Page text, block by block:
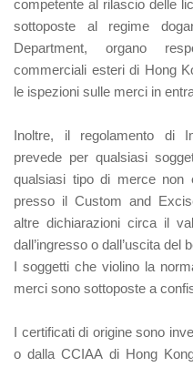
competente al rilascio delle
sottoposte al regime
Department, organo
commerciali esteri di Hong
le ispezioni sulle merci in
Inoltre, il regolamento di
prevede per qualsiasi
qualsiasi tipo di merce non
presso il Custom and
altre dichiarazioni circa il
dall’ingresso o dall’uscita del
I soggetti che violino la
merci sono sottoposte a
I certificati di origine sono
o dalla CCIAA di Hong